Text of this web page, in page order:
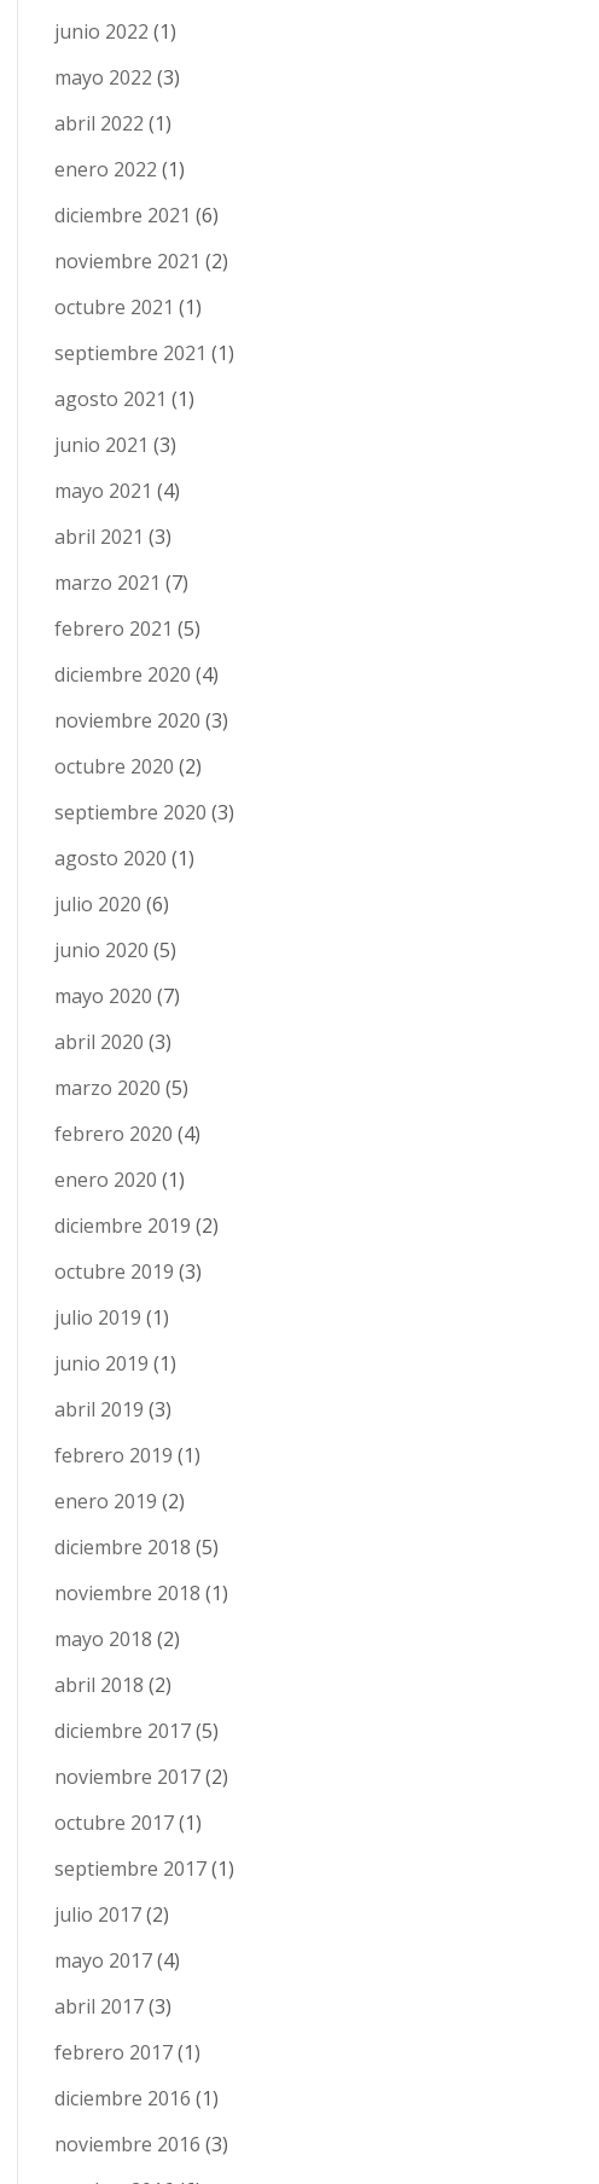
junio 2022 (1)
mayo 2022 (3)
abril 2022 (1)
enero 2022 (1)
diciembre 2021 (6)
noviembre 2021 (2)
octubre 2021 (1)
septiembre 2021 (1)
agosto 2021 (1)
junio 2021 (3)
mayo 2021 (4)
abril 2021 (3)
marzo 2021 (7)
febrero 2021 (5)
diciembre 2020 (4)
noviembre 2020 (3)
octubre 2020 (2)
septiembre 2020 (3)
agosto 2020 (1)
julio 2020 (6)
junio 2020 (5)
mayo 2020 (7)
abril 2020 (3)
marzo 2020 (5)
febrero 2020 (4)
enero 2020 (1)
diciembre 2019 (2)
octubre 2019 (3)
julio 2019 (1)
junio 2019 (1)
abril 2019 (3)
febrero 2019 (1)
enero 2019 (2)
diciembre 2018 (5)
noviembre 2018 (1)
mayo 2018 (2)
abril 2018 (2)
diciembre 2017(5)
noviembre 2017(2)
octubre 2017(1)
septiembre 2017(1)
julio 2017(2)
mayo 2017(4)
abril 2017(3)
febrero 2017(1)
diciembre 2016 (1)
noviembre 2016 (3)